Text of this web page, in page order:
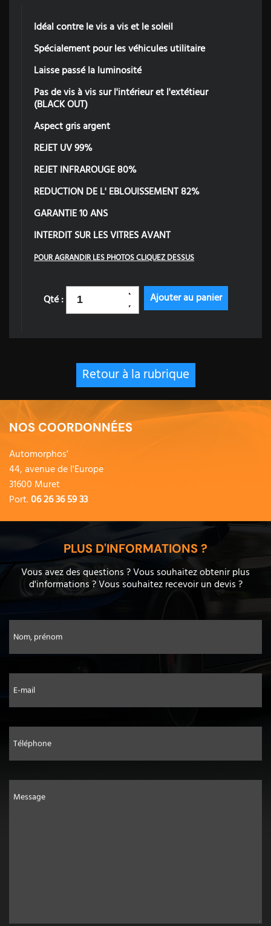
Idéal contre le vis a vis et le soleil
Spécialement pour les véhicules utilitaire
Laisse passé la luminosité
Pas de vis à vis sur l'intérieur et l'extétieur
(BLACK OUT)
Aspect gris argent
REJET UV 99%
REJET INFRAROUGE 80%
REDUCTION DE L' EBLOUISSEMENT 82%
GARANTIE 10 ANS
INTERDIT SUR LES VITRES AVANT
POUR AGRANDIR LES PHOTOS CLIQUEZ DESSUS
Qté :
Retour à la rubrique
NOS COORDONNÉES
Automorphos'
44, avenue de l'Europe
31600 Muret
Port.06 26 36 59 33
PLUS D'INFORMATIONS ?
Vous avez des questions ? Vous souhaitez obtenir plus
d'informations ? Vous souhaitez recevoir un devis ?
Nom, prénom
E-mail
Téléphone
Message